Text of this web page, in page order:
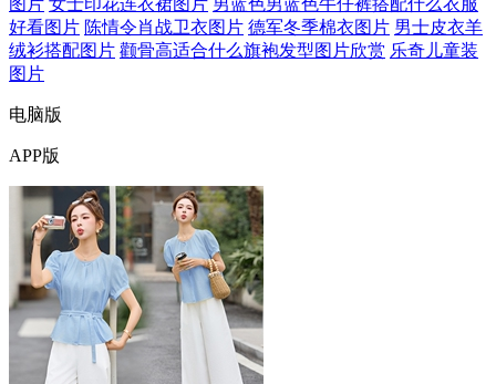
好看图片 陈情令肖战卫衣图片 德军冬季棉衣图片 男士皮衣羊
绒衫搭配图片 颧骨高适合什么旗袍发型图片欣赏 乐奇儿童装
图片
电脑版
APP版